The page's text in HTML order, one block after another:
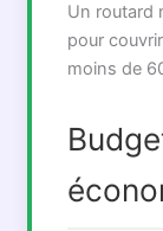
Un routard
pour
moins de